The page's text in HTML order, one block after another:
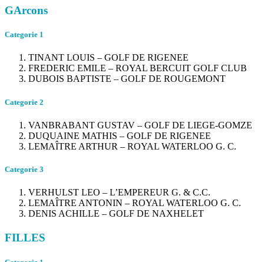
GArcons
Categorie 1
TINANT LOUIS – GOLF DE RIGENEE
FREDERIC EMILE – ROYAL BERCUIT GOLF CLUB
DUBOIS BAPTISTE – GOLF DE ROUGEMONT
Categorie 2
VANBRABANT GUSTAV – GOLF DE LIEGE-GOMZE
DUQUAINE MATHIS – GOLF DE RIGENEE
LEMAÎTRE ARTHUR – ROYAL WATERLOO G. C.
Categorie 3
VERHULST LEO – L’EMPEREUR G. & C.C.
LEMAÎTRE ANTONIN – ROYAL WATERLOO G. C.
DENIS ACHILLE – GOLF DE NAXHELET
FILLES